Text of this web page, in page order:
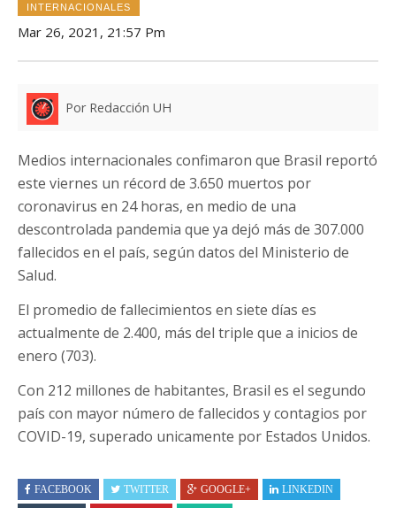
INTERNACIONALES
Mar 26, 2021, 21:57 Pm
Por Redacción UH
Medios internacionales confimaron que Brasil reportó
este viernes un récord de 3.650 muertos por
coronavirus en 24 horas, en medio de una
descontrolada pandemia que ya dejó más de 307.000
fallecidos en el país, según datos del Ministerio de
Salud.
El promedio de fallecimientos en siete días es
actualmente de 2.400, más del triple que a inicios de
enero (703).
Con 212 millones de habitantes, Brasil es el segundo
país con mayor número de fallecidos y contagios por
COVID-19, superado unicamente por Estados Unidos.
FACEBOOK TWITTER GOOGLE+
LINKEDIN